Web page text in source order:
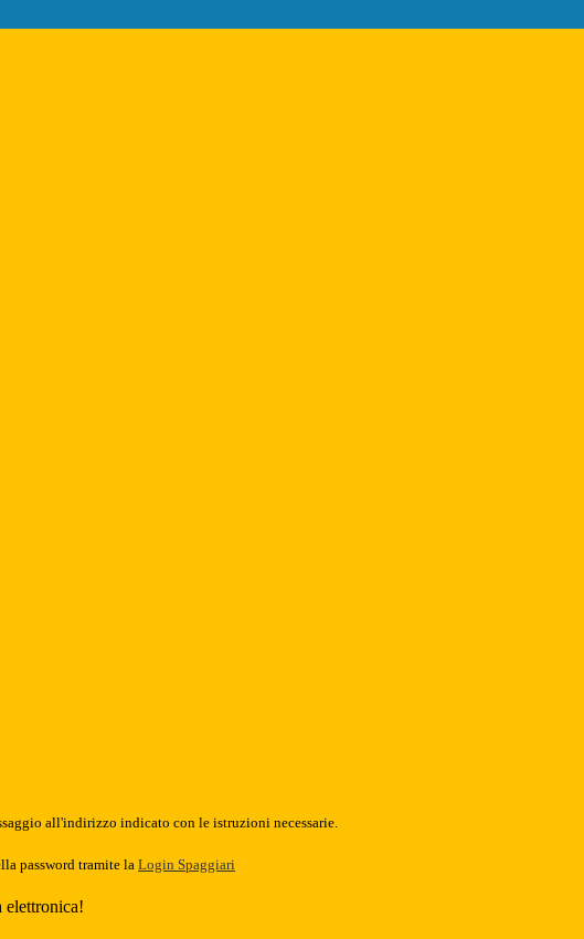
all'indirizzo indicato con le istruzioni necessarie.
password tramite la Login Spaggiari
elettronica!